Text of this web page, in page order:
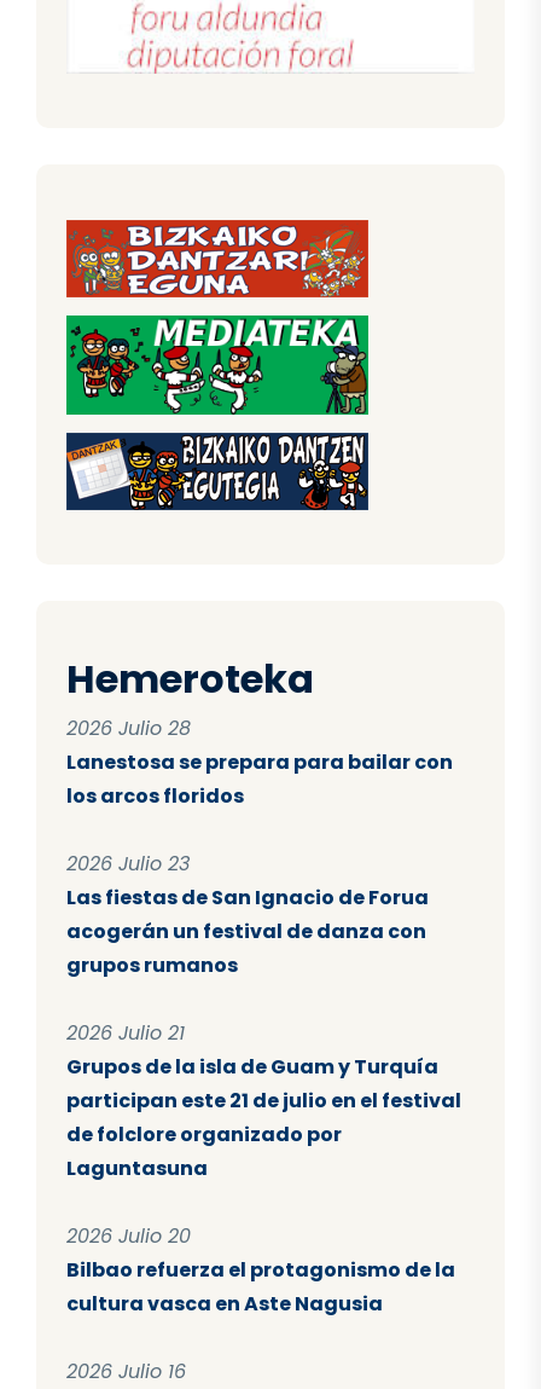
Hemeroteka
2026 Julio 28
Lanestosa se prepara para bailar con
los arcos floridos
2026 Julio 23
Las fiestas de San Ignacio de Forua
acogerán un festival de danza con
grupos rumanos
2026 Julio 21
Grupos de la isla de Guam y Turquía
participan este 21 de julio en el festival
de folclore organizado por
Laguntasuna
2026 Julio 20
Bilbao refuerza el protagonismo de la
cultura vasca en Aste Nagusia
2026 Julio 16